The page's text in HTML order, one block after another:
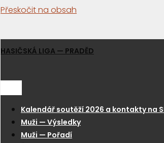
Přeskočit na obsah
HASIČSKÁ LIGA — PRADĚD
Kalendář soutěží 2026 a kontakty na
Muži — Výsledky
Muži — Pořadí